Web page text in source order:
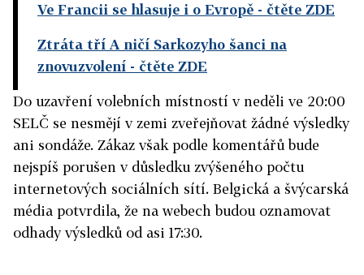
Ve Francii se hlasuje i o Evropě - čtěte ZDE
Ztráta tří A ničí Sarkozyho šanci na
znovuzvolení - čtěte ZDE
Do uzavření volebních místností v neděli ve 20:00
SELČ se nesmějí v zemi zveřejňovat žádné výsledky
ani sondáže. Zákaz však podle komentářů bude
nejspíš porušen v důsledku zvýšeného počtu
internetových sociálních sítí. Belgická a švýcarská
média potvrdila, že na webech budou oznamovat
odhady výsledků od asi 17:30.